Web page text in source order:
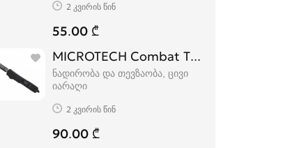
2 კვირის წინ
55.00 ₾
MICROTECH Combat Troodon
ნადირობა და თევზაობა, ცივი
იარაღი
2 კვირის წინ
90.00 ₾